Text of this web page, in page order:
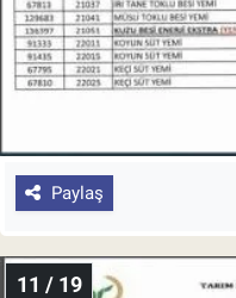
Paylaş
11 / 19